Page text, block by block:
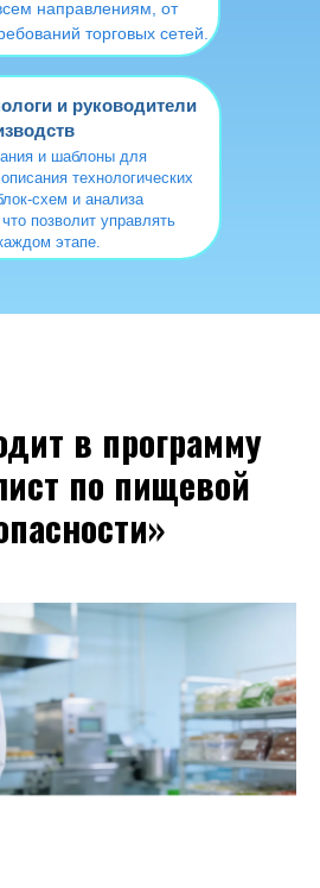
и шаблоны для
технологических
схем и анализа
позволит управлять
этапе.
и руководители
направлениям, от
торговых сетей.
в программу
по пищевой